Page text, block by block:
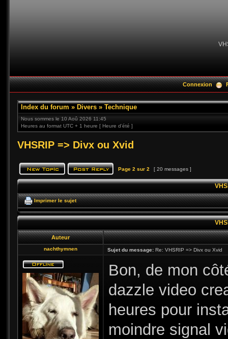
Connexion
Index du forum » Divers » Technique
Nous sommes le 10 Aoû 2026 11:45
Heures au format UTC + 1 heure [ Heure d’été ]
VHSRIP => Divx ou Xvid
Page 2 sur 2 [ 20 messages ]
Imprimer le sujet
Auteur
nachthymnen Sujet du message: Re: VHSRIP => Divx ou Xvid
Bon, de mon
dazzle video
heures pour
moindre signal